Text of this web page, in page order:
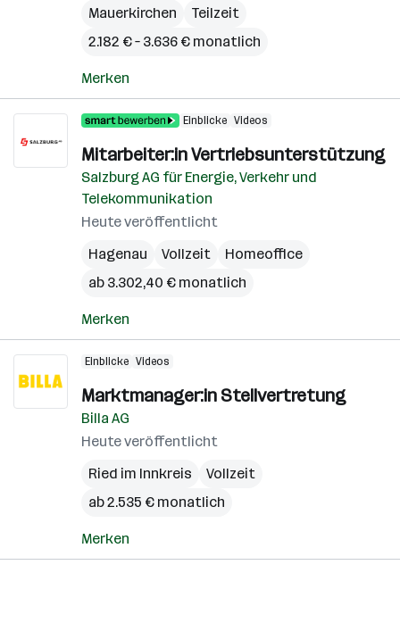
Mauerkirchen
Teilzeit
2.182 € – 3.636 € monatlich
Merken
Einblicke Videos
Mitarbeiter:in Vertriebsunterstützung
Salzburg AG für Energie, Verkehr und
Telekommunikation
Heute veröffentlicht
Hagenau
Vollzeit
Homeoffice
ab 3.302,40 € monatlich
Merken
Einblicke Videos
Marktmanager:in Stellvertretung
Billa AG
Heute veröffentlicht
Ried im Innkreis
Vollzeit
ab 2.535 € monatlich
Merken